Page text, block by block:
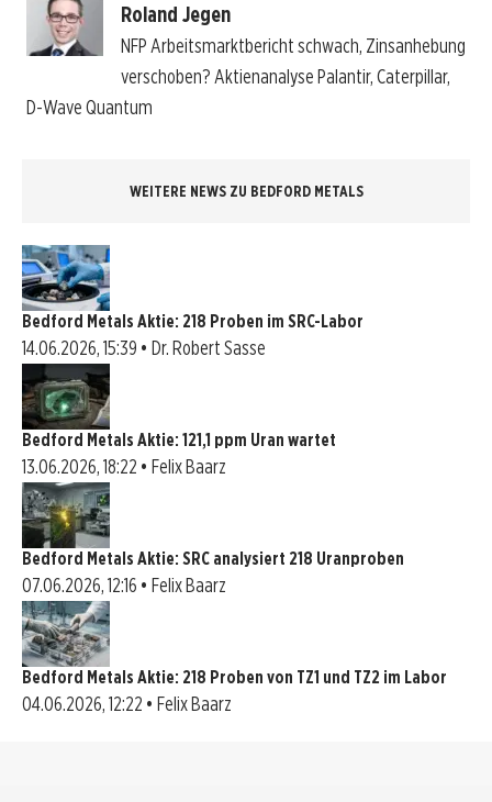
Roland Jegen
NFP Arbeitsmarktbericht schwach, Zinsanhebung
verschoben? Aktienanalyse Palantir, Caterpillar,
D-Wave Quantum
WEITERE NEWS ZU BEDFORD METALS
Bedford Metals Aktie: 218 Proben im SRC-Labor
14.06.2026, 15:39 • Dr. Robert Sasse
Bedford Metals Aktie: 121,1 ppm Uran wartet
13.06.2026, 18:22 • Felix Baarz
Bedford Metals Aktie: SRC analysiert 218 Uranproben
07.06.2026, 12:16 • Felix Baarz
Bedford Metals Aktie: 218 Proben von TZ1 und TZ2 im Labor
04.06.2026, 12:22 • Felix Baarz